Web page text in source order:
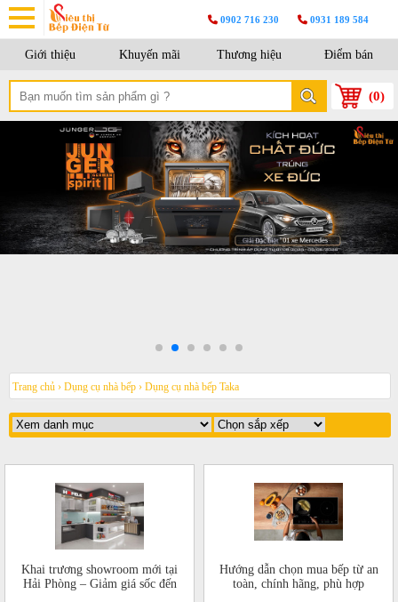
0902 716 230 0931 189 584
Giới thiệu Khuyến mãi Thương hiệu Điểm bán
(0)
Trang chủ › Dụng cụ nhà bếp › Dụng cụ nhà bếp Taka
Khai trương showroom mới tại
Hải Phòng – Giảm giá sốc đến
Hướng dẫn chọn mua bếp từ an
toàn, chính hãng, phù hợp